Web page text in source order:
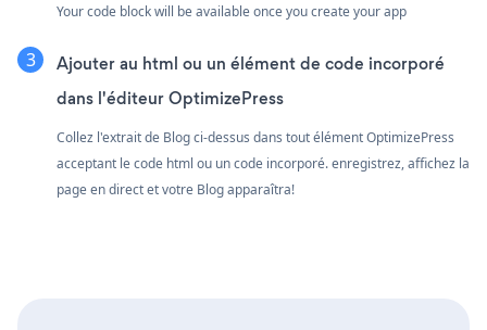
Your code block will be available once you create your app
Ajouter au html ou un élément de code incorporé
dans l'éditeur OptimizePress
Collez l'extrait de Blog ci-dessus dans tout élément OptimizePress
acceptant le code html ou un code incorporé. enregistrez, affichez la
page en direct et votre Blog apparaîtra!